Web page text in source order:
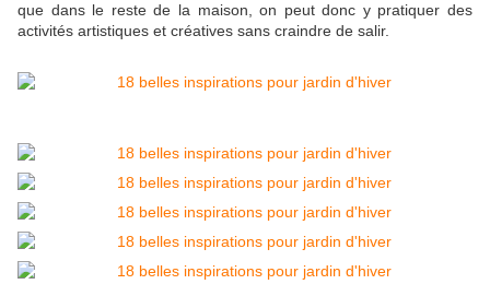
que dans le reste de la maison, on peut donc y pratiquer des
activités artistiques et créatives sans craindre de salir.